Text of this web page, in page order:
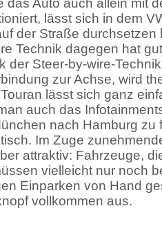
lässt sich in dem
der Straße durchsetzen
Technik dagegen hat
der Steer-by-wire-
zur Achse, wird
lässt sich ganz
auch das
nach Hamburg zu
Im Zuge
attraktiv: Fahrzeuge,
vielleicht nur noch
Einparken von Hand
vollkommen aus.